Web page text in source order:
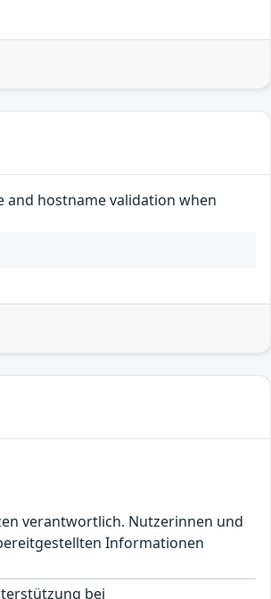
and hostname validation when
verantwortlich. Nutzerinnen und
Informationen
bei